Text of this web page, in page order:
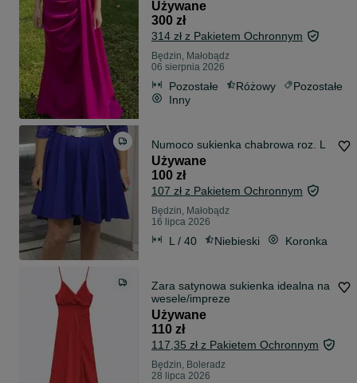
Używane
300 zł
314 zł z Pakietem Ochronnym
Będzin, Małobądz
06 sierpnia 2026
Pozostałe Różowy
Pozostałe
Inny
Numoco sukienka chabrowa roz. L
Używane
100 zł
107 zł z Pakietem Ochronnym
Będzin, Małobądz
16 lipca 2026
L / 40 Niebieski Koronka
Zara satynowa sukienka idealna na
wesele/impreze
Używane
110 zł
117,35 zł z Pakietem Ochronnym
Będzin, Boleradz
28 lipca 2026